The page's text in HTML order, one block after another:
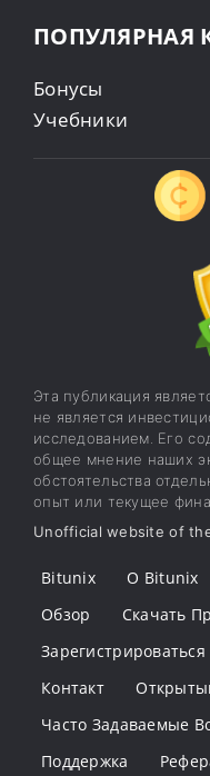
ПОПУЛЯРНАЯ
Бонусы
Учебники
Эта публикация
не является
исследованием. Его
общее мнение наших
обстоятельства
опыт или текущее
Unofficial website of
Bitunix О Bitunix
Обзор
Скачать
Зарегистрироваться
Контакт
Часто Задаваемые
Поддержка